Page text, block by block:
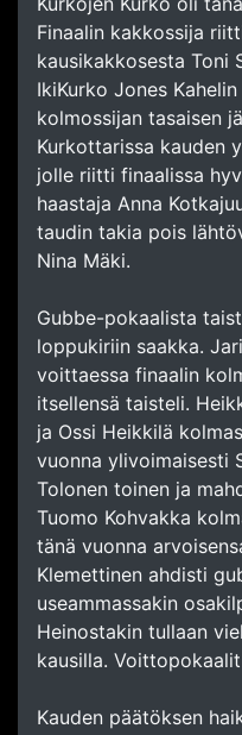
Finaalin kakkossija
kausikakkosesta Toni
IkiKurko Jones
kolmossijan tasaisen
Kurkottarissa kauden
jolle riitti finaalissa
haastaja Anna
taudin takia pois
Nina Mäki.
Gubbe-pokaalista
loppukiriin saakka.
voittaessa finaalin
itsellensä taisteli.
ja Ossi Heikkilä
vuonna ylivoimaisesti
Tolonen toinen ja
Tuomo Kohvakka
tänä vuonna
Klemettinen ahdisti
useammassakin
Heinostakin tullaan
kausilla.
Kauden päätöksen